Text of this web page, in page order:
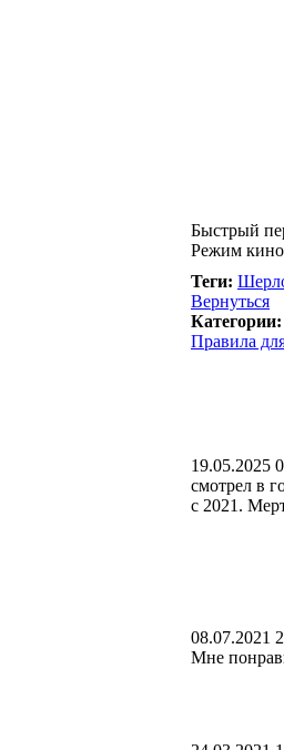
Быстрый
Режим
Теги:
Вернуться
Категории:
Правила
19.05.2025
смотрел в
с 2021.
08.07.2021
Мне